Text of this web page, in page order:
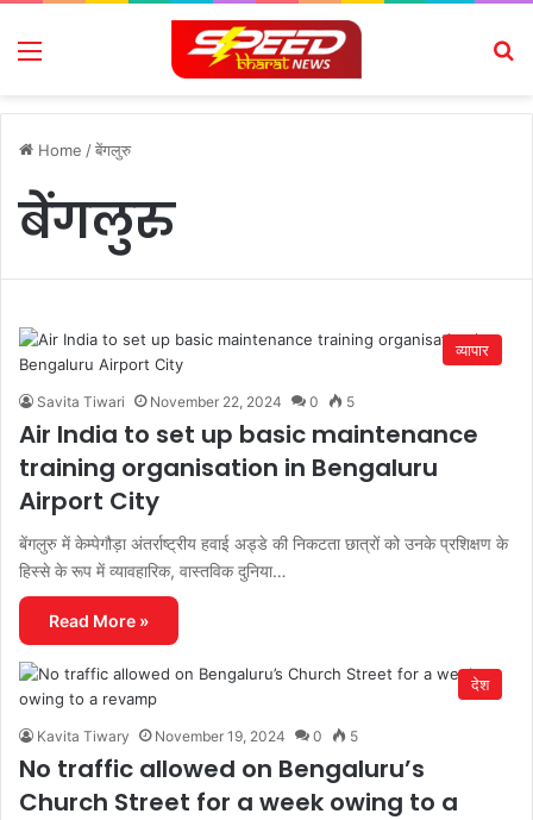
Menu
Home /बेंगलुरु
बेंगलुरु
व्यापार
Savita Tiwari November 22, 2024 0 5
Air India to set up basic maintenance
training organisation in Bengaluru
Airport City
बेंगलुरु में केम्पेगौड़ा अंतर्राष्ट्रीय हवाई अड्डे की निकटता छात्रों को उनके प्रशिक्षण के
हिस्से के रूप में व्यावहारिक, वास्तविक दुनिया…
Read More »
देश
Kavita Tiwary November 19, 2024 0 5
No traffic allowed on Bengaluru’s
Church Street for a week owing to a